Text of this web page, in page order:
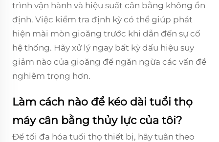
trình vận hành và hiệu suất cân bằng không ổn
định. Việc kiểm tra định kỳ có thể giúp phát
hiện mài mòn gioăng trước khi dẫn đến sự cố
hệ thống. Hãy xử lý ngay bất kỳ dấu hiệu suy
giảm nào của gioăng để ngăn ngừa các vấn đề
nghiêm trọng hơn.
Làm cách nào để kéo dài tuổi thọ
máy cân bằng thủy lực của tôi?
Để tối đa hóa tuổi thọ thiết bị, hãy tuân theo